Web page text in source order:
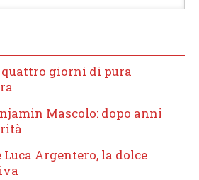
giorni di pura
Mascolo: dopo anni
Argentero, la dolce